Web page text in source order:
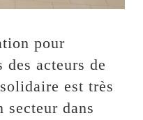
pour
des acteurs de
est très
secteur dans